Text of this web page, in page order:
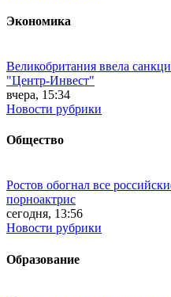
Экономика
Великобритания ввела
"Центр-Инвест"
вчера, 15:34
Новости рубрики
Общество
Ростов обогнал все
порноактрис
сегодня, 13:56
Новости рубрики
Образование